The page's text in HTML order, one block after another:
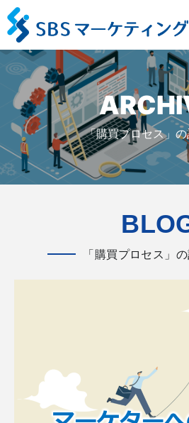
「購買プロセス」
「購買プロセス」